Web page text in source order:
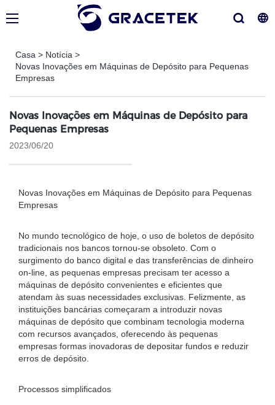
Casa > Notícia >
Novas Inovações em Máquinas de Depósito para Pequenas
Empresas
Novas Inovações em Máquinas de Depósito para
Pequenas Empresas
2023/06/20
Novas Inovações em Máquinas de Depósito para Pequenas
Empresas
No mundo tecnológico de hoje, o uso de boletos de depósito
tradicionais nos bancos tornou-se obsoleto. Com o
surgimento do banco digital e das transferências de dinheiro
on-line, as pequenas empresas precisam ter acesso a
máquinas de depósito convenientes e eficientes que
atendam às suas necessidades exclusivas. Felizmente, as
instituições bancárias começaram a introduzir novas
máquinas de depósito que combinam tecnologia moderna
com recursos avançados, oferecendo às pequenas
empresas formas inovadoras de depositar fundos e reduzir
erros de depósito.
Processos simplificados